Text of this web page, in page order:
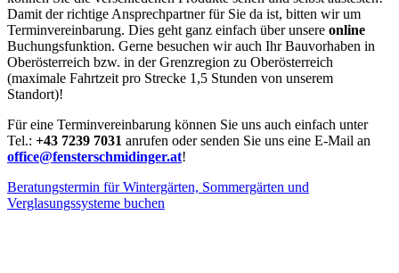
Damit der richtige Ansprechpartner für Sie da ist, bitten wir um
Terminvereinbarung. Dies geht ganz einfach über unsere online
Buchungsfunktion. Gerne besuchen wir auch Ihr Bauvorhaben in
Oberösterreich bzw. in der Grenzregion zu Oberösterreich
(maximale Fahrtzeit pro Strecke 1,5 Stunden von unserem
Standort)!
Für eine Terminvereinbarung können Sie uns auch einfach unter
Tel.: +43 7239 7031 anrufen oder senden Sie uns eine E-Mail an
office@fensterschmidinger.at!
Beratungstermin für Wintergärten, Sommergärten und
Verglasungssysteme buchen